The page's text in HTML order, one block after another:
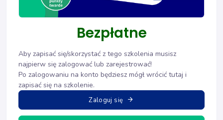
Bezpłatne
Aby zapisać się/skorzystać z tego szkolenia musisz
najpierw się zalogować lub zarejestrować!
Po zalogowaniu na konto będziesz mógł wrócić tutaj i
zapisać się na szkolenie.
Zaloguj się